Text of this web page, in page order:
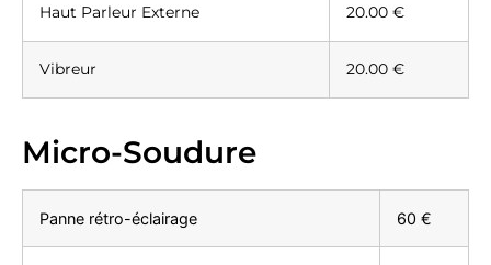
Haut Parleur Externe 20.00 €
Vibreur 20.00 €
Micro-Soudure
Panne rétro-éclairage 60 €